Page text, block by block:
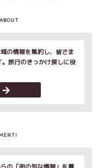
ABOUT
の情報を集約し、皆さま
旅行のきっかけ探しに役